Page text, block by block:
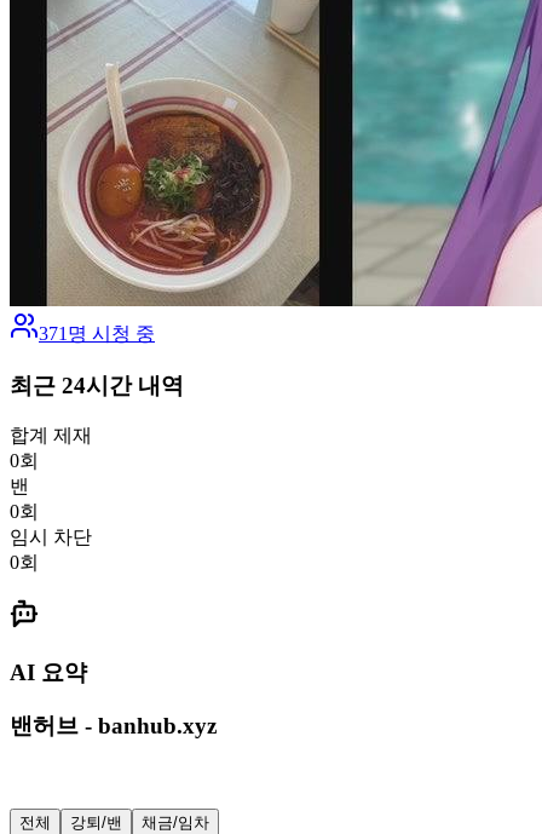
371 명 시청 중
최근 24시간 내역
합계 제재
0회
밴
0회
임시 차단
0회
AI 요약
밴허브 - banhub.xyz
전체 강퇴/밴 채금/임차